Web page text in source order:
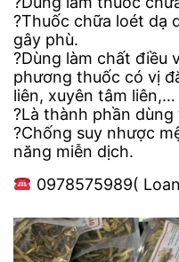
?Thuốc chữa loét dạ
gây phù.
?Dùng làm chất điều
phương thuốc có vị
liên, xuyên tâm liên,…
?Là thành phần
?Chống suy nhược
năng miễn dịch.
0978575989(